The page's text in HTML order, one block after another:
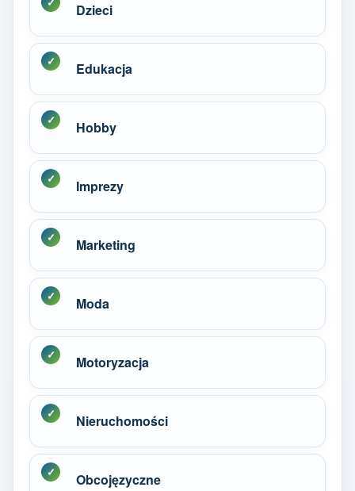
Dzieci
Edukacja
Hobby
Imprezy
Marketing
Moda
Motoryzacja
Nieruchomości
Obcojęzyczne